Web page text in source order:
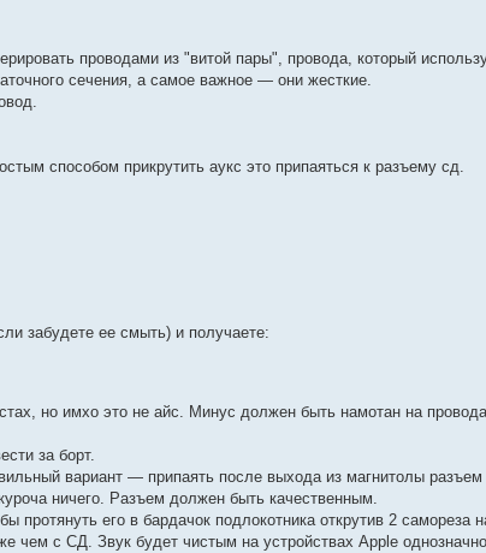
проводами из "витой пары", провода, который
сечения, а самое важное — они жесткие.
способом прикрутить аукс это припаяться к разъему сд.
забудете ее смыть) и получаете:
но имхо это не айс. Минус должен быть намотан на
за борт.
вариант — припаять после выхода из магнитолы
ничего. Разъем должен быть качественным.
протянуть его в бардачок подлокотника открутив 2 самореза
чем с СД. Звук будет чистым на устройствах Apple